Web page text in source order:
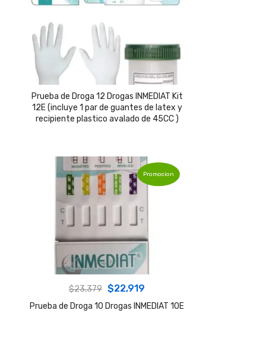
Prueba de Droga 12 Drogas INMEDIAT Kit
12E (incluye 1 par de guantes de latex y
recipiente plastico avalado de 45CC )
Promocion
$23,379 Original
price
$22,919
price
Prueba de Droga 10 Drogas INMEDIAT 10E